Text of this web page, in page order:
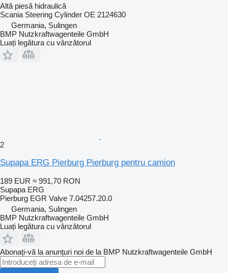
Altă piesă hidraulică
Scania Steering Cylinder OE 2124630
Germania, Sulingen
BMP Nutzkraftwagenteile GmbH
Luați legătura cu vânzătorul
2
Supapa ERG Pierburg Pierburg pentru camion
189 EUR ≈ 991,70 RON
Supapa ERG
Pierburg EGR Valve 7.04257.20.0
Germania, Sulingen
BMP Nutzkraftwagenteile GmbH
Luați legătura cu vânzătorul
Abonați-vă la anunțuri noi de la BMP Nutzkraftwagenteile GmbH